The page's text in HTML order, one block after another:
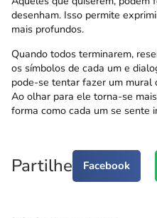
desenham. Isso permite
mais profundos.
Quando todos terminarem,
os símbolos de cada um e
pode-se tentar fazer um mural
Ao olhar para ele torna-se
forma como cada um se sente
Partilhe Facebook